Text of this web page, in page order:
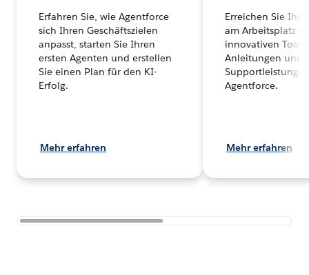
Erfahren Sie, wie Agentforce
sich Ihren Geschäftszielen
anpasst, starten Sie Ihren
ersten Agenten und erstellen
Sie einen Plan für den KI-
Erfolg.
Mehr erfahren
Erreichen Sie
am Arbeitsplatz
innovativen Tools,
Anleitungen und
Agentforce.
Mehr erfahren